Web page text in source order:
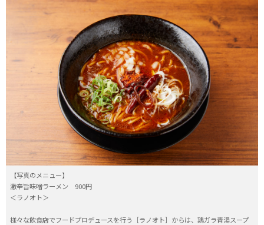
【写真のメニュー】
激辛旨味噌ラーメン 900円
＜ラノオト＞
様々な飲食店でフードプロデュースを行う［ラノオト］からは、鶏ガラ青湯スープ